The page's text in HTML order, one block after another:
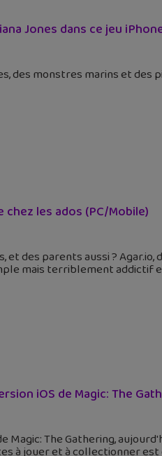
Jones dans ce jeu
des monstres marins et des
les ados (PC/Mobile)
et des parents aussi ?
mais terriblement addictif
iOS de Magic: The
Magic: The Gathering,
à jouer et à collectionner